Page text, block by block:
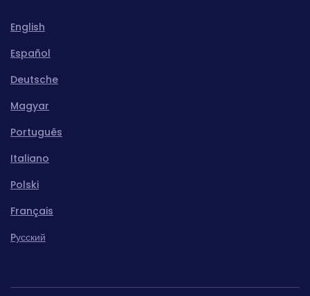
English
Español
Deutsche
Magyar
Português
Italiano
Polski
Français
Pусский